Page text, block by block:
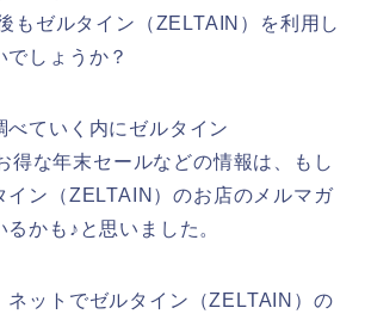
もゼルタイン（ZELTAIN）を利用し
でしょうか？
べていく内にゼルタイン
得な年末セールなどの情報は、もし
イン（ZELTAIN）のお店のメルマガ
かも♪と思いました。
ネットでゼルタイン（ZELTAIN）の